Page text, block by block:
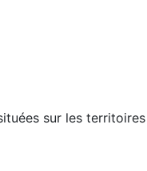
sur les